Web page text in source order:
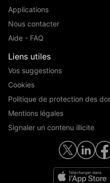
Applications
Nous contacter
Aide - FAQ
Liens utiles
Vos suggestions
Cookies
Politique de protection des
Mentions légales
Signaler un contenu illicite